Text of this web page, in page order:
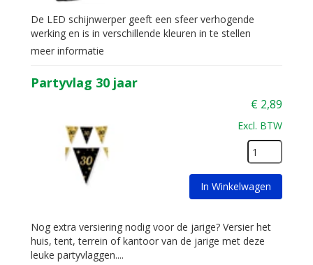
De LED schijnwerper geeft een sfeer verhogende
werking en is in verschillende kleuren in te stellen
meer informatie
Partyvlag 30 jaar
€ 2,89
Excl. BTW
In Winkelwagen
Nog extra versiering nodig voor de jarige? Versier het
huis, tent, terrein of kantoor van de jarige met deze
leuke partyvlaggen....